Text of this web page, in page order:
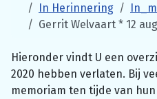
In Herinnering
Gerrit Welvaart * 12
Hieronder vindt U een
2020 hebben verlaten. Bij
memoriam ten tijde van